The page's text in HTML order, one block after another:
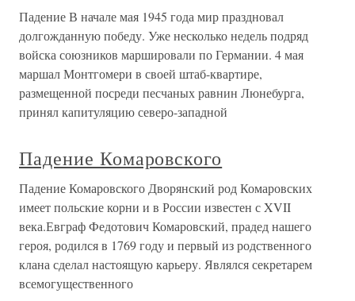
Падение В начале мая 1945 года мир праздновал
долгожданную победу. Уже несколько недель подряд
войска союзников маршировали по Германии. 4 мая
маршал Монтгомери в своей штаб-квартире,
размещенной посреди песчаных равнин Люнебурга,
принял капитуляцию северо-западной
Падение Комаровского
Падение Комаровского Дворянский род Комаровских
имеет польские корни и в России известен с XVII
века.Евграф Федотович Комаровский, прадед нашего
героя, родился в 1769 году и первый из родственного
клана сделал настоящую карьеру. Являлся секретарем
всемогущественного